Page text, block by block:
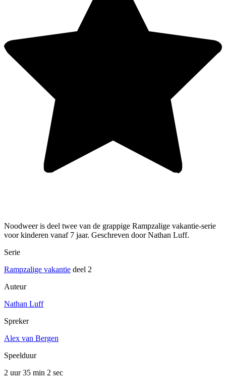
Noodweer is deel twee van de grappige Rampzalige vakantie-serie
voor kinderen vanaf 7 jaar. Geschreven door Nathan Luff.
Serie
Rampzalige vakantie deel 2
Auteur
Nathan Luff
Spreker
Alex van Bergen
Speelduur
2 uur 35 min 2 sec